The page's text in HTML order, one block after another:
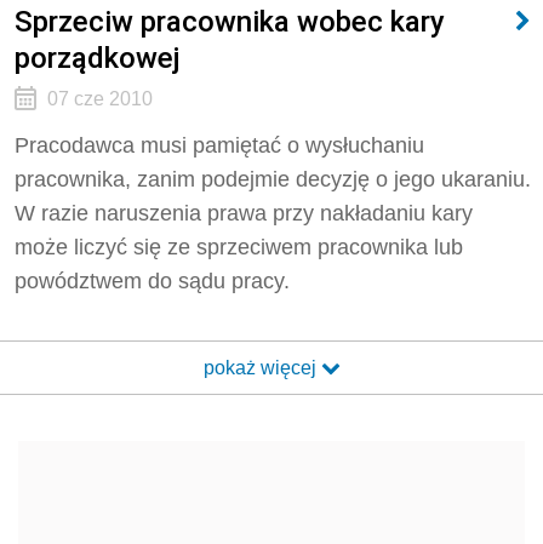
Sprzeciw pracownika wobec kary
porządkowej
07 cze 2010
Pracodawca musi pamiętać o wysłuchaniu
pracownika, zanim podejmie decyzję o jego ukaraniu.
W razie naruszenia prawa przy nakładaniu kary
może liczyć się ze sprzeciwem pracownika lub
powództwem do sądu pracy.
pokaż więcej